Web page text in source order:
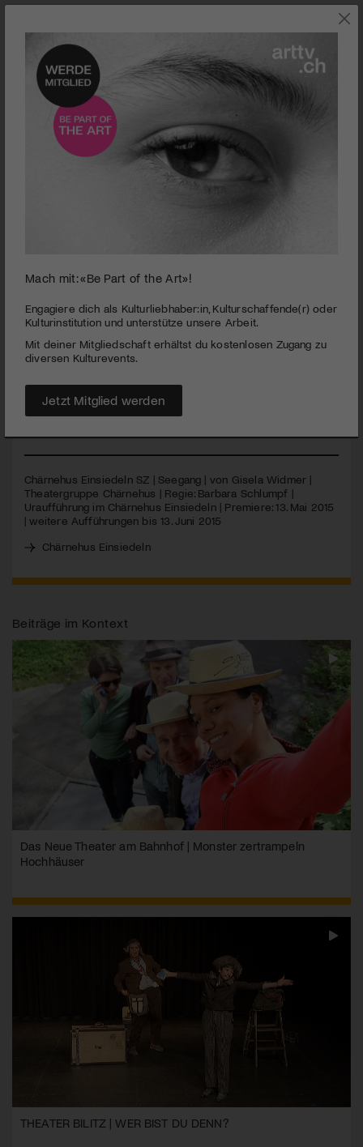
seconds
minutes,
seconds
Chärnehus Einsiedeln | «Seegang» von Gisela
PUBLIZIERT AM 17. MAI 2015
Mit viel Elan, Komik und Witz bringt das Ensemble des
Chärnehus «Seegang» auf die Bretter, die die Welt bedeuten –
Überraschung birgt.
Chärnehus Einsiedeln SZ | Seegang | von Gisela Widmer |
Theatergruppe Chärnehus | Regie: Barbara Schlumpf |
Uraufführung im Chärnehus Einsiedeln | Premiere: 13. Mai 2015
| weitere Aufführungen bis 13. Juni 2015
Chärnehus Einsiedeln
Beiträge im Kontext
Das Neue Theater am Bahnhof | Monster zertrampeln
Hochhäuser
THEATER BILITZ | WER BIST DU DENN?
Mach mit: «Be Part of the Art»!
Engagiere dich als Kulturliebhaber:in, Kulturschaffende(r) oder
Kulturinstitution und unterstütze unsere Arbeit.
Mit deiner Mitgliedschaft erhältst du kostenlosen Zugang zu
diversen Kulturevents.
Jetzt Mitglied werden